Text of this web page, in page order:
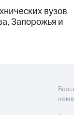
вузов
Запорожья и